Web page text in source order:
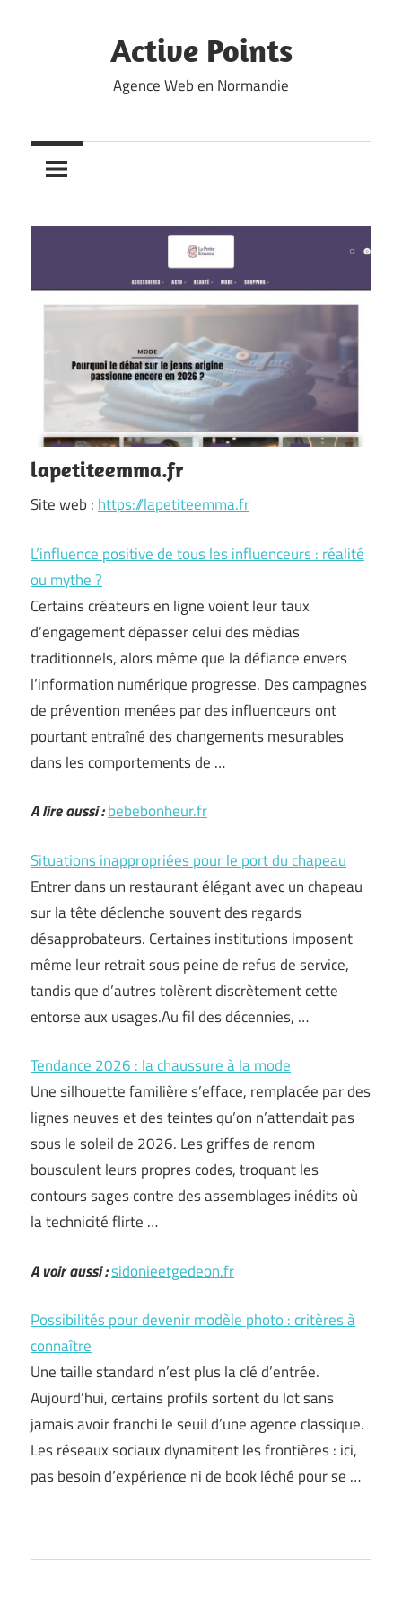
Active Points
Agence Web en Normandie
lapetiteemma.fr
Site web : https://lapetiteemma.fr
L’influence positive de tous les influenceurs : réalité
ou mythe ?
Certains créateurs en ligne voient leur taux
d’engagement dépasser celui des médias
traditionnels, alors même que la défiance envers
l’information numérique progresse. Des campagnes
de prévention menées par des influenceurs ont
pourtant entraîné des changements mesurables
dans les comportements de …
A lire aussi :bebebonheur.fr
Situations inappropriées pour le port du chapeau
Entrer dans un restaurant élégant avec un chapeau
sur la tête déclenche souvent des regards
désapprobateurs. Certaines institutions imposent
même leur retrait sous peine de refus de service,
tandis que d’autres tolèrent discrètement cette
entorse aux usages.Au fil des décennies, …
Tendance 2026 : la chaussure à la mode
Une silhouette familière s’efface, remplacée par des
lignes neuves et des teintes qu’on n’attendait pas
sous le soleil de 2026. Les griffes de renom
bousculent leurs propres codes, troquant les
contours sages contre des assemblages inédits où
la technicité flirte …
A voir aussi :sidonieetgedeon.fr
Possibilités pour devenir modèle photo : critères à
connaître
Une taille standard n’est plus la clé d’entrée.
Aujourd’hui, certains profils sortent du lot sans
jamais avoir franchi le seuil d’une agence classique.
Les réseaux sociaux dynamitent les frontières : ici,
pas besoin d’expérience ni de book léché pour se …